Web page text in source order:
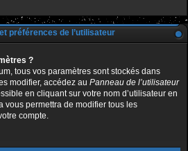
préférences de l’utilisateur
?
tous vos paramètres sont stockés dans
modifier, accédez au Panneau de l’utilisateur
en cliquant sur votre nom d’utilisateur en
vous permettra de modifier tous les
compte.